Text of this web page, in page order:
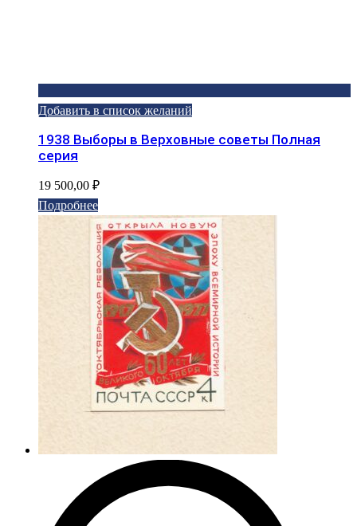
Добавить в список желаний
1938 Выборы в Верховные советы Полная
серия
19 500,00 ₽
Подробнее